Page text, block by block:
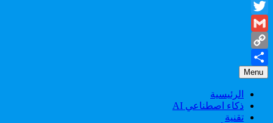
WhatsApp
Twitter
Gmail
Copy
Link
Share
Menu
الرئيسية
ذكاء اصطناعي AI
تقنية